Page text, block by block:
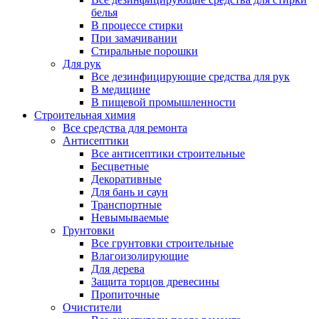
белья
В процессе стирки
При замачивании
Стиральные порошки
Для рук
Все дезинфицирующие средства для рук
В медицине
В пищевой промышленности
Строительная химия
Все средства для ремонта
Антисептики
Все антисептики строительные
Бесцветные
Декоративные
Для бань и саун
Транспортные
Невымываемые
Грунтовки
Все грунтовки строительные
Влагоизолирующие
Для дерева
Защита торцов древесины
Пропиточные
Очистители